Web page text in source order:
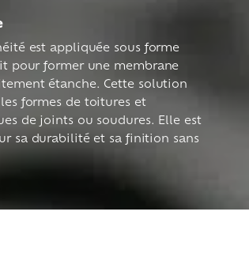
est appliquée sous forme
pour former une membrane
étanche. Cette solution
formes de toitures et
de joints ou soudures. Elle est
sa durabilité et sa finition sans